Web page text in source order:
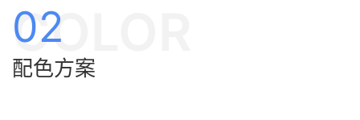
02
COLOR
配色方案